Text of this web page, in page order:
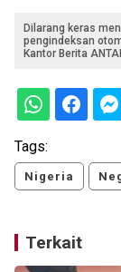
Dilarang keras
pengindeksan
Kantor Berita
Tags:
Nigeria
Terkait